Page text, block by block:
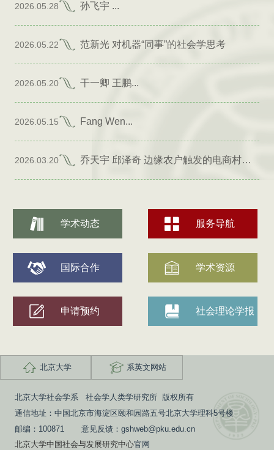
2026.05.28 孙飞宇 ...
2026.05.22 范新光 对机器“同事”的社会学思考
2026.05.20 干一卿 王鹏...
2026.05.15 Fang Wen...
2026.03.20 乔天宇 邱泽奇 边缘农户触发的电商村形成
学术动态 服务导航
国际合作 学术资源
申请预约 社会理论学报
北京大学 系英文网站
北京大学社会学系 社会学人类学研究所 版权所有
通信地址：中国北京市海淀区颐和园路五号北京大学理科5号楼
邮编：100871 意见反馈：gshweb@pku.edu.cn
北京大学中国社会与发展研究中心官网